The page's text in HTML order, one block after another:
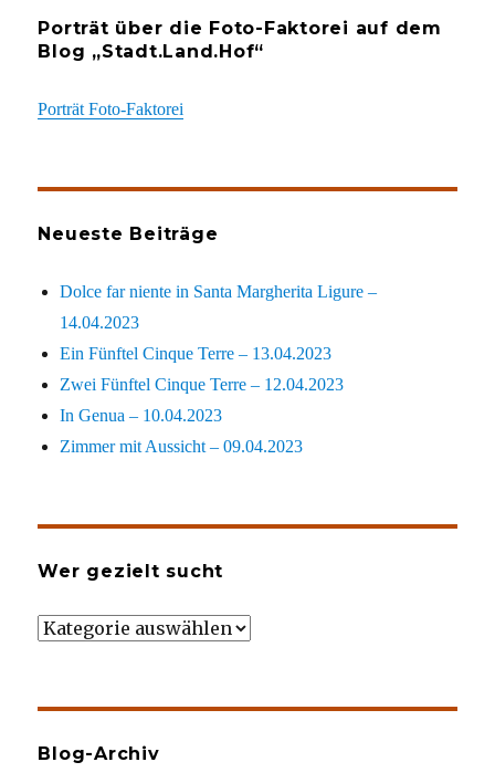
Porträt über die Foto-Faktorei auf dem
Blog „Stadt.Land.Hof“
Porträt Foto-Faktorei
Neueste Beiträge
Dolce far niente in Santa Margherita Ligure –
14.04.2023
Ein Fünftel Cinque Terre – 13.04.2023
Zwei Fünftel Cinque Terre – 12.04.2023
In Genua – 10.04.2023
Zimmer mit Aussicht – 09.04.2023
Wer gezielt sucht
Wer
Blog-Archiv